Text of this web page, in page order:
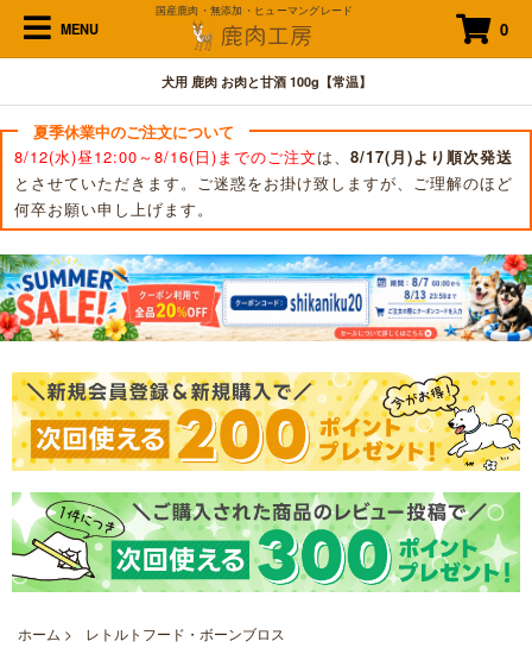
MENU
国産鹿肉・無添加・ヒューマングレード
0
犬用 鹿肉 お肉と甘酒 100g【常温】
夏季休業中のご注文について
8/12(水)昼12:00～8/16(日)までのご注文は、 8/17(月)より順次発送
とさせていただきます。ご迷惑をお掛け致しますが、ご理解のほど
何卒お願い申し上げます。
ホーム > レトルトフード・ボーンブロス